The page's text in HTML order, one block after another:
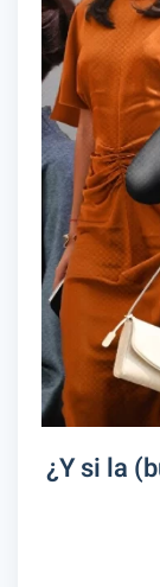
¿Y si la